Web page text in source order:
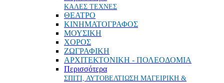
ΚΑΛΕΣ ΤΕΧΝΕΣ
ΘΕΑΤΡΟ
ΚΙΝΗΜΑΤΟΓΡΑΦΟΣ
ΜΟΥΣΙΚΗ
ΧΟΡΟΣ
ΖΩΓΡΑΦΙΚΗ
ΑΡΧΙΤΕΚΤΟΝΙΚΗ - ΠΟΛΕΟΔΟΜΙΑ
Περισσότερα
ΣΠΙΤΙ, ΑΥΤΟΒΕΛΤΙΩΣΗ ΜΑΓΕΙΡΙΚΗ &